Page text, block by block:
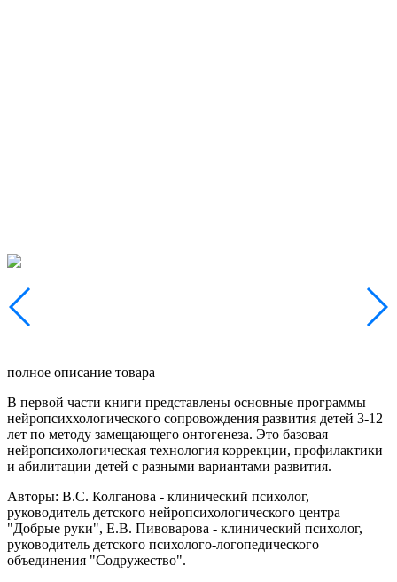
полное описание товара
В первой части книги представлены основные программы
нейропсиххологического сопровождения развития детей 3-12
лет по методу замещающего онтогенеза. Это базовая
нейропсихологическая технология коррекции, профилактики
и абилитации детей с разными вариантами развития.
Авторы: В.С. Колганова - клинический психолог,
руководитель детского нейропсихологического центра
"Добрые руки", Е.В. Пивоварова - клинический психолог,
руководитель детского психолого-логопедического
объединения "Содружество".